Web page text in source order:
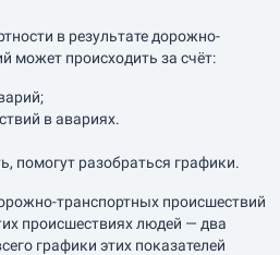
в результате дорожно-
может происходить за счёт:
в авариях.
помогут разобраться графики.
транспортных происшествий
происшествиях людей — два
графики этих показателей